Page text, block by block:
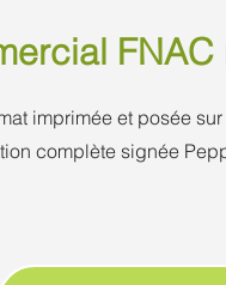
imprimée et posée
complète signée